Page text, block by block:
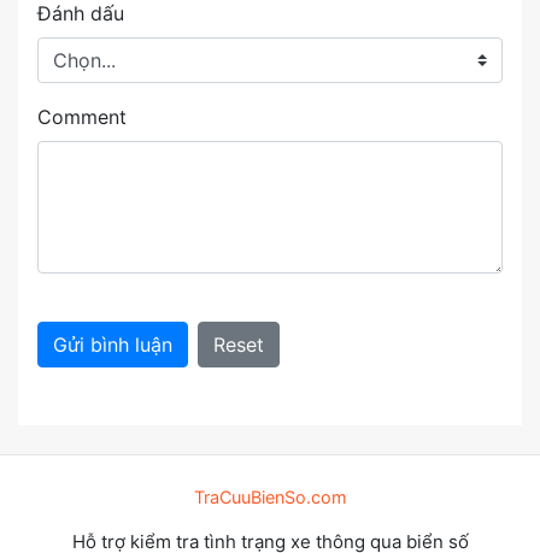
Đánh dấu
Comment
Gửi bình luận Reset
TraCuuBienSo.com
Hỗ trợ kiểm tra tình trạng xe thông qua biển số